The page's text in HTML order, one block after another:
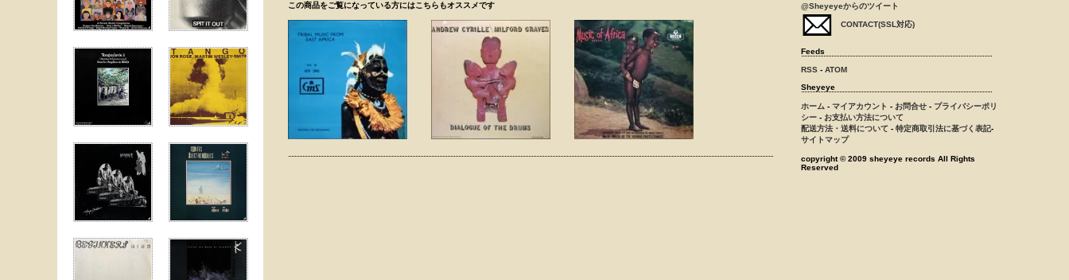
この商品をご覧になっている方にはこちらもオススメです @Sheyeyeからのツイート
CONTACT(SSL対応)
Feeds
RSS - ATOM
Sheyeye
ホーム - マイアカウント - お問合せ - プライバシーポリ
シー - お支払い方法について
配送方法・送料について - 特定商取引法に基づく表記-
サイトマップ
copyright © 2009 sheyeye records All Rights
Reserved